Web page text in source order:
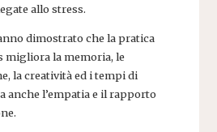
allo stress.
dimostrato che la pratica
migliora la memoria, le
la creatività ed i tempi di
anche l’empatia e il rapporto